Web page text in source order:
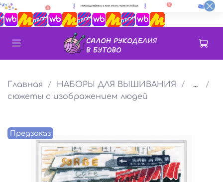
Главная НАБОРЫ ДЛЯ ВЫШИВАНИЯ
...
сюжеты с изображением людей
Предзаказ